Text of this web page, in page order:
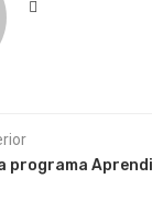
programa